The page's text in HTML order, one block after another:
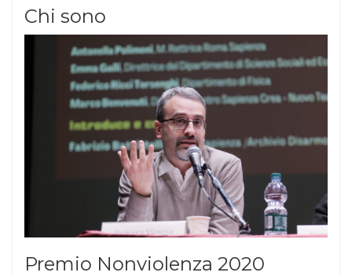
Chi sono
Premio Nonviolenza 2020